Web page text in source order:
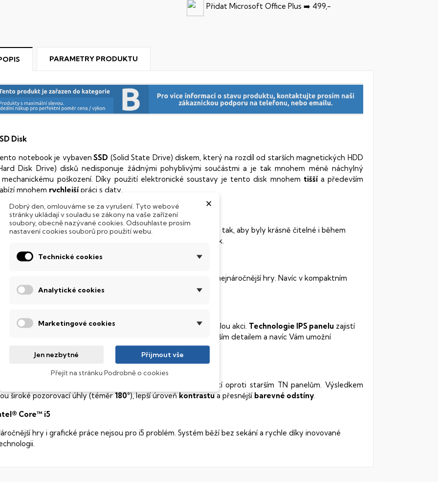
Přidat Microsoft Office Plus ➡️ 499,-
PARAMETRY PRODUKTU
Disk
notebook je vybaven SSD (Solid State Drive) diskem, který na rozdíl od starších magnetických HDD
Disk Drive) disků nedisponuje žádnými pohyblivými součástmi a je tak mnohem méně náchylný
poškození. Díky použití elektronické soustavy je tento disk mnohem tišší a především
mnohem rychlejší práci s daty.
klávesnice
systém úsporných LED diod osvítí jednotlivé klávesy tak, aby byly krásně čitelné i během
noci, stále však decentně, aby nikterak nedráždily Váš zrak.
Thin
počítač s kvalitní klávesnicí a 3D zvukem, který utáhne i ty nejnáročnější hry. Navíc v kompaktním
těle.
frekvence 144 Hz
s obnovovací frekvencí144 Hz , který nabízí dokonale plynulou akci. Technologie IPS panelu zajistí
nádherné barvy, ostře čistý obraz s každým sebejemnějším detailem a navíc Vám umožní
obraz z jakéhokoliv úhlu.
technologie IPS
krystaly disponují zcela odlišnou světelnou propustností oproti starším TN panelům. Výsledkem
široké pozorovací úhly (téměr180°), lepší úroveňkontrastua přesnější barevné odstíny.
Core™ i5
hry i grafické práce nejsou pro i5 problém. Systém běží bez sekání a rychle díky inovované
×
Dobrý den, omlouváme se za vyrušení. Tyto webové
stránky ukládají v souladu se zákony na vaše zařízení
soubory, obecně nazývané cookies. Odsouhlaste prosím
nastavení cookies souborů pro použití webu.
Technické cookies
Analytické cookies
Marketingové cookies
Jen nezbytné Přijmout vše
Přejít na stránku Podrobně o cookies